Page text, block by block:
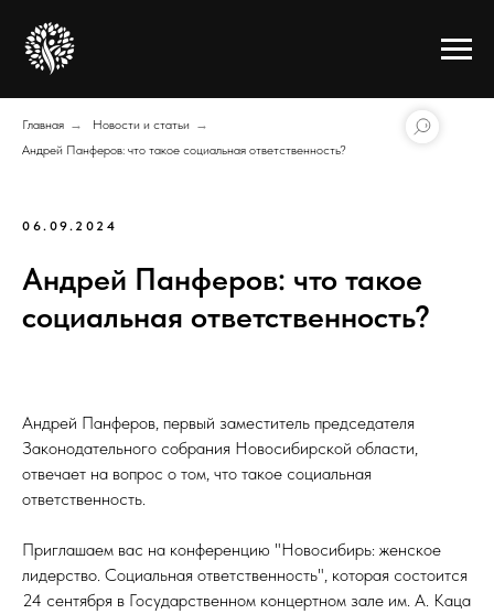
Главная → Новости и статьи →
Андрей Панферов: что такое социальная ответственность?
06.09.2024
Андрей Панферов: что такое
социальная ответственность?
Андрей Панферов, первый заместитель председателя
Законодательного собрания Новосибирской области,
отвечает на вопрос о том, что такое социальная
ответственность.
Приглашаем вас на конференцию "Новосибирь: женское
лидерство. Социальная ответственность", которая состоится
24 сентября в Государственном концертном зале им. А. Каца